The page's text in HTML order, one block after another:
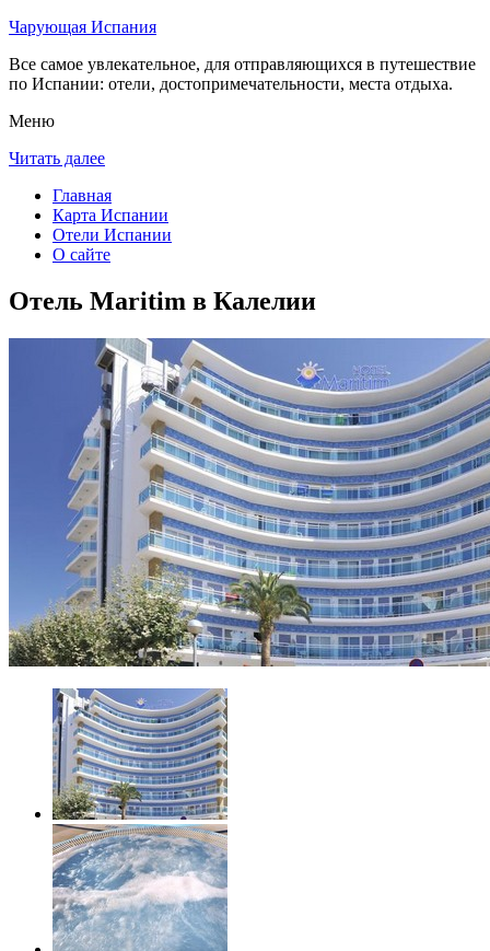
Чарующая Испания
Все самое увлекательное, для отправляющихся в путешествие
по Испании: отели, достопримечательности, места отдыха.
Меню
Читать далее
Главная
Карта Испании
Отели Испании
О сайте
Отель Maritim в Калелии